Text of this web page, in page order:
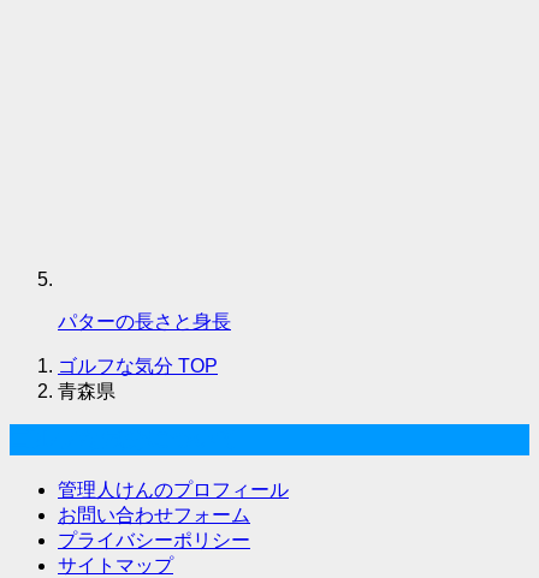
パターの長さと身長
ゴルフな気分 TOP
青森県
管理人けんのプロフィール
お問い合わせフォーム
プライバシーポリシー
サイトマップ